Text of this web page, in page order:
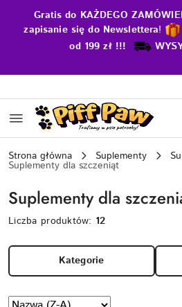
Przejdź do treści głównej
Przejdź do wyszukiwarki
Przejdź do moje konto
Przejdź do menu głównego
Przejdź do stopki
Gratis do KAŻDEGO
zapisanie się do Newslettera!
od 199 zł !!!
Strona główna Suplementy
Suplementy dla szczeniąt
Suplementy dla
Liczba produktów: 12
Kategorie
Zastosowano
Sortuj